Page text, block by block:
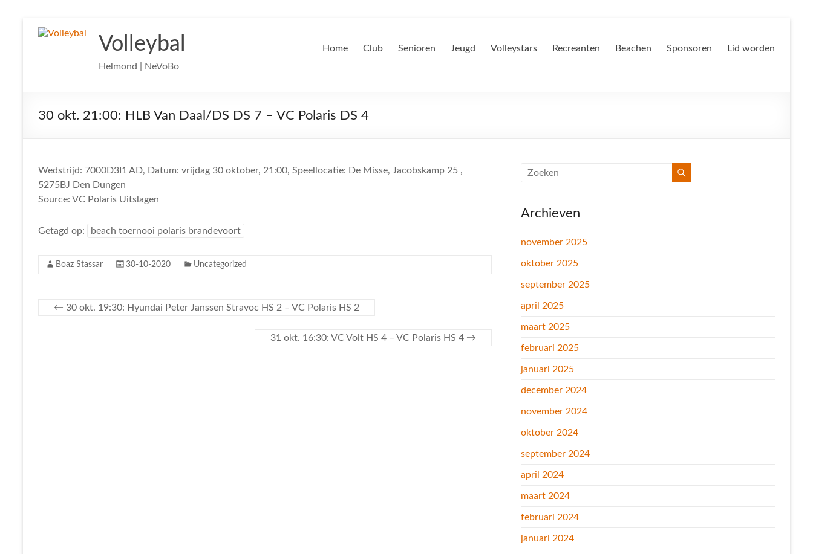
naar
Volleybal
Helmond | NeVoBo
Home Club Senioren Jeugd Volleystars Recreanten Beachen Sponsoren Lid worden
30 okt. 21:00: HLB Van Daal/DS DS 7 – VC Polaris DS 4
Wedstrijd: 7000D3I1 AD, Datum: vrijdag 30 oktober, 21:00, Speellocatie: De Misse, Jacobskamp 25 ,
5275BJ Den Dungen
Source: VC Polaris Uitslagen
Getagd op: beach toernooi polaris brandevoort
Boaz Stassar 30-10-2020 Uncategorized
← 30 okt. 19:30: Hyundai Peter Janssen Stravoc HS 2 – VC Polaris HS 2
31 okt. 16:30: VC Volt HS 4 – VC Polaris HS 4 →
Archieven
november 2025
oktober 2025
september 2025
april 2025
maart 2025
februari 2025
januari 2025
december 2024
november 2024
oktober 2024
september 2024
april 2024
maart 2024
februari 2024
januari 2024